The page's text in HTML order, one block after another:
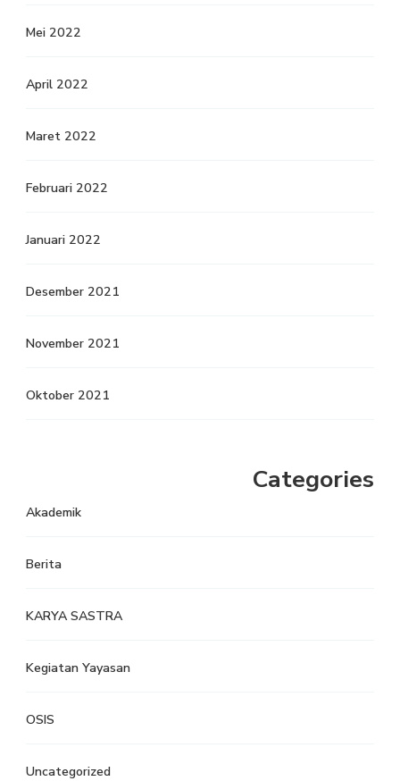
Mei 2022
April 2022
Maret 2022
Februari 2022
Januari 2022
Desember 2021
November 2021
Oktober 2021
Categories
Akademik
Berita
KARYA SASTRA
Kegiatan Yayasan
OSIS
Uncategorized